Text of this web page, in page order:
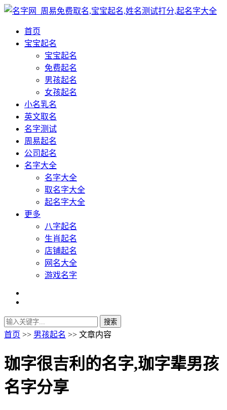
首页
宝宝起名
宝宝起名
免费起名
男孩起名
女孩起名
小名乳名
英文取名
名字测试
周易起名
公司起名
名字大全
名字大全
取名字大全
起名字大全
更多
八字起名
生肖起名
店铺起名
网名大全
游戏名字
首页 >> 男孩起名 >> 文章内容
珈字很吉利的名字,珈字辈男孩
名字分享